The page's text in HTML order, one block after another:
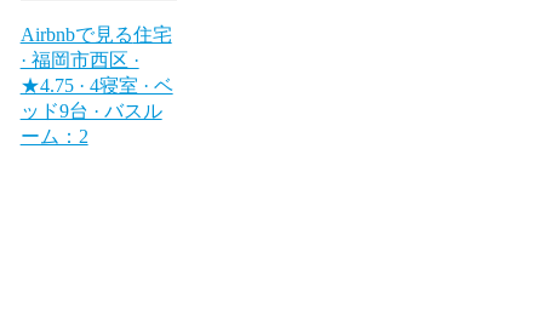
Airbnbで見る住宅
· 福岡市西区 ·
★4.75 · 4寝室 · ベ
ッド9台 · バスル
ーム：2